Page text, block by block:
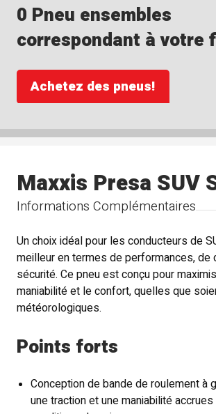
0 Pneu ensembles
correspondant à votre
Achetez des pneus!
Informations Complémentaires
Maxxis Presa SUV
Un choix idéal pour les conducteurs de
meilleur en termes de performances, de
sécurité. Ce pneu est conçu pour
maniabilité et le confort, quelles que
météorologiques.
Points forts
Conception de bande de roulement à
une traction et une maniabilité